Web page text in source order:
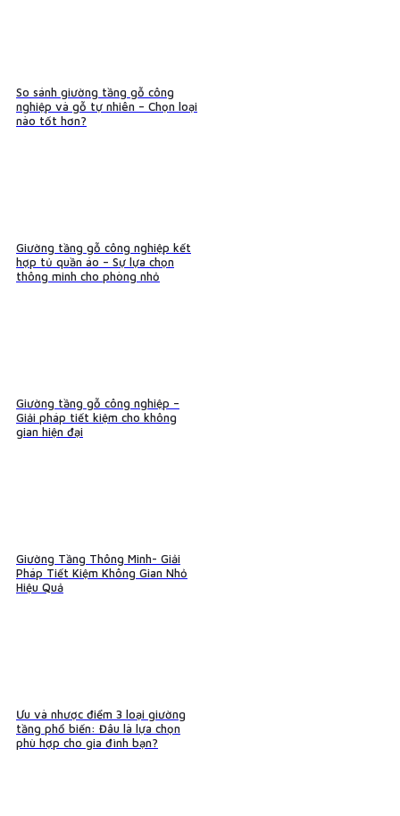
So sánh giường tầng gỗ công
nghiệp và gỗ tự nhiên – Chọn loại
nào tốt hơn?
Giường tầng gỗ công nghiệp kết
hợp tủ quần áo – Sự lựa chọn
thông minh cho phòng nhỏ
Giường tầng gỗ công nghiệp –
Giải pháp tiết kiệm cho không
gian hiện đại
Giường Tầng Thông Minh- Giải
Pháp Tiết Kiệm Không Gian Nhỏ
Hiệu Quả
Ưu và nhược điểm 3 loại giường
tầng phổ biến: Đâu là lựa chọn
phù hợp cho gia đình bạn?